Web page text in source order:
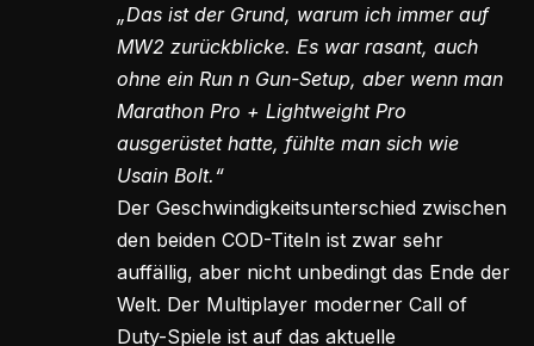
„Das ist der Grund, warum ich immer auf
MW2 zurückblicke. Es war rasant, auch
ohne ein Run n Gun-Setup, aber wenn man
Marathon Pro + Lightweight Pro
ausgerüstet hatte, fühlte man sich wie
Usain Bolt.“
Der Geschwindigkeitsunterschied zwischen
den beiden COD-Titeln ist zwar sehr
auffällig, aber nicht unbedingt das Ende der
Welt. Der Multiplayer moderner Call of
Duty-Spiele ist auf das aktuelle